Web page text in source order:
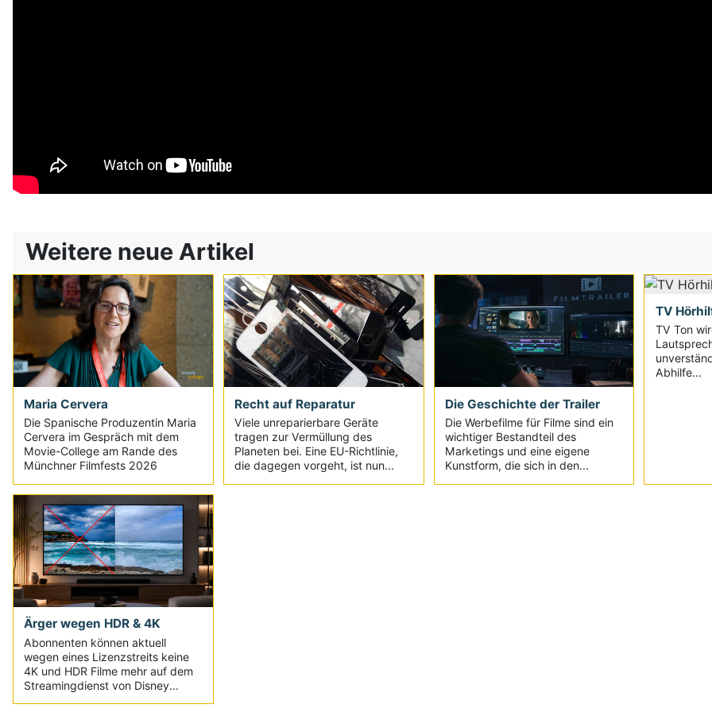
Weitere neue Artikel
Maria Cervera
Die Spanische Produzentin Maria
Cervera im Gespräch mit dem
Movie-College am Rande des
Münchner Filmfests 2026
Recht auf Reparatur
Viele unreparierbare Geräte
tragen zur Vermüllung des
Planeten bei. Eine EU-Richtlinie,
die dagegen vorgeht, ist nun...
Die Geschichte der Trailer
Die Werbefilme für Filme sind ein
wichtiger Bestandteil des
Marketings und eine eigene
Kunstform, die sich in den...
TV
TV Ton
Abhilfe...
Ärger wegen HDR & 4K
Abonnenten können aktuell
wegen eines Lizenzstreits keine
4K und HDR Filme mehr auf dem
Streamingdienst von Disney...